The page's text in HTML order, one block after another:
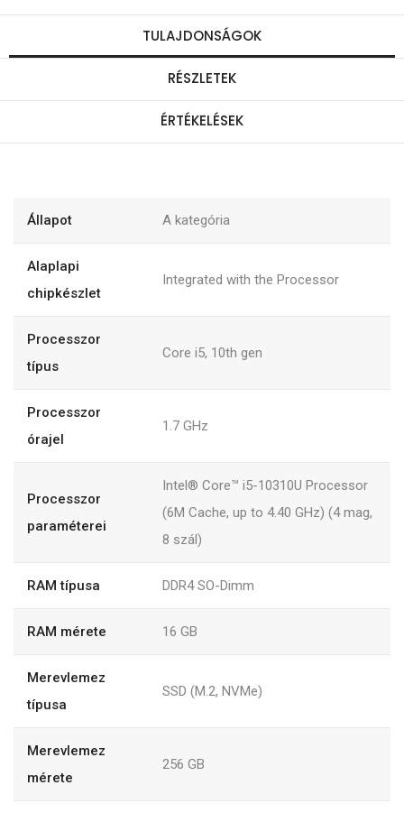
TULAJDONSÁGOK
RÉSZLETEK
ÉRTÉKELÉSEK
Állapot A kategória
Alaplapi
chipkészlet
Integrated with the Processor
Processzor
típus
Core i5, 10th gen
Processzor
órajel
1.7 GHz
Processzor
paraméterei
Intel® Core™ i5-10310U Processor
(6M Cache, up to 4.40 GHz) (4 mag,
8 szál)
RAM típusa DDR4 SO-Dimm
RAM mérete 16 GB
Merevlemez
típusa
SSD (M.2, NVMe)
Merevlemez
mérete
256 GB